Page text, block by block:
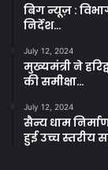
बिग न्यूज़ :
निर्देश…
July 12, 2024
मुख्यमंत्री ने
की समीक्षा…
July 12, 2024
सैन्य धाम
हुई उच्च स्तरीय